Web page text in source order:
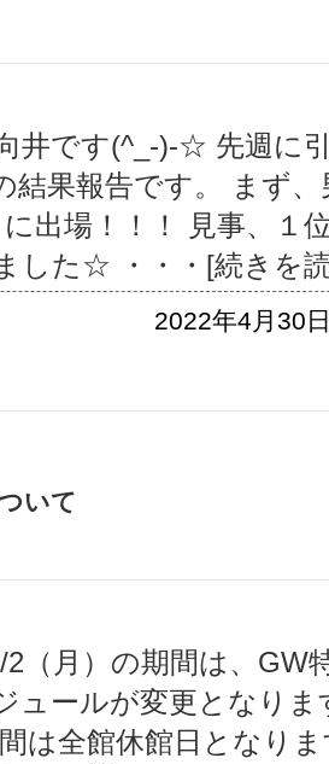
井です(^_-)-☆ 先週に
結果報告です。 まず
に出場！！！ 見事、１
した☆
・・・[続きを
2022年4月30
いて
2（月）の期間は、GW
ュールが変更となり
は全館休館日となり